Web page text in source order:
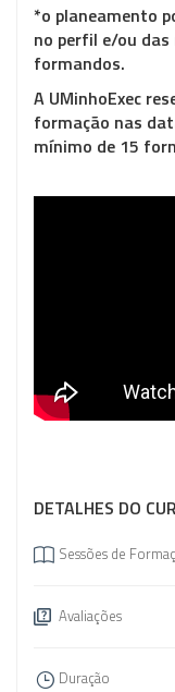
*o planeamento
no perfil e/ou
formandos.
A UMinhoExec
formação nas
mínimo de 15
DETALHES DO
Sessões de
Avaliações
Duração